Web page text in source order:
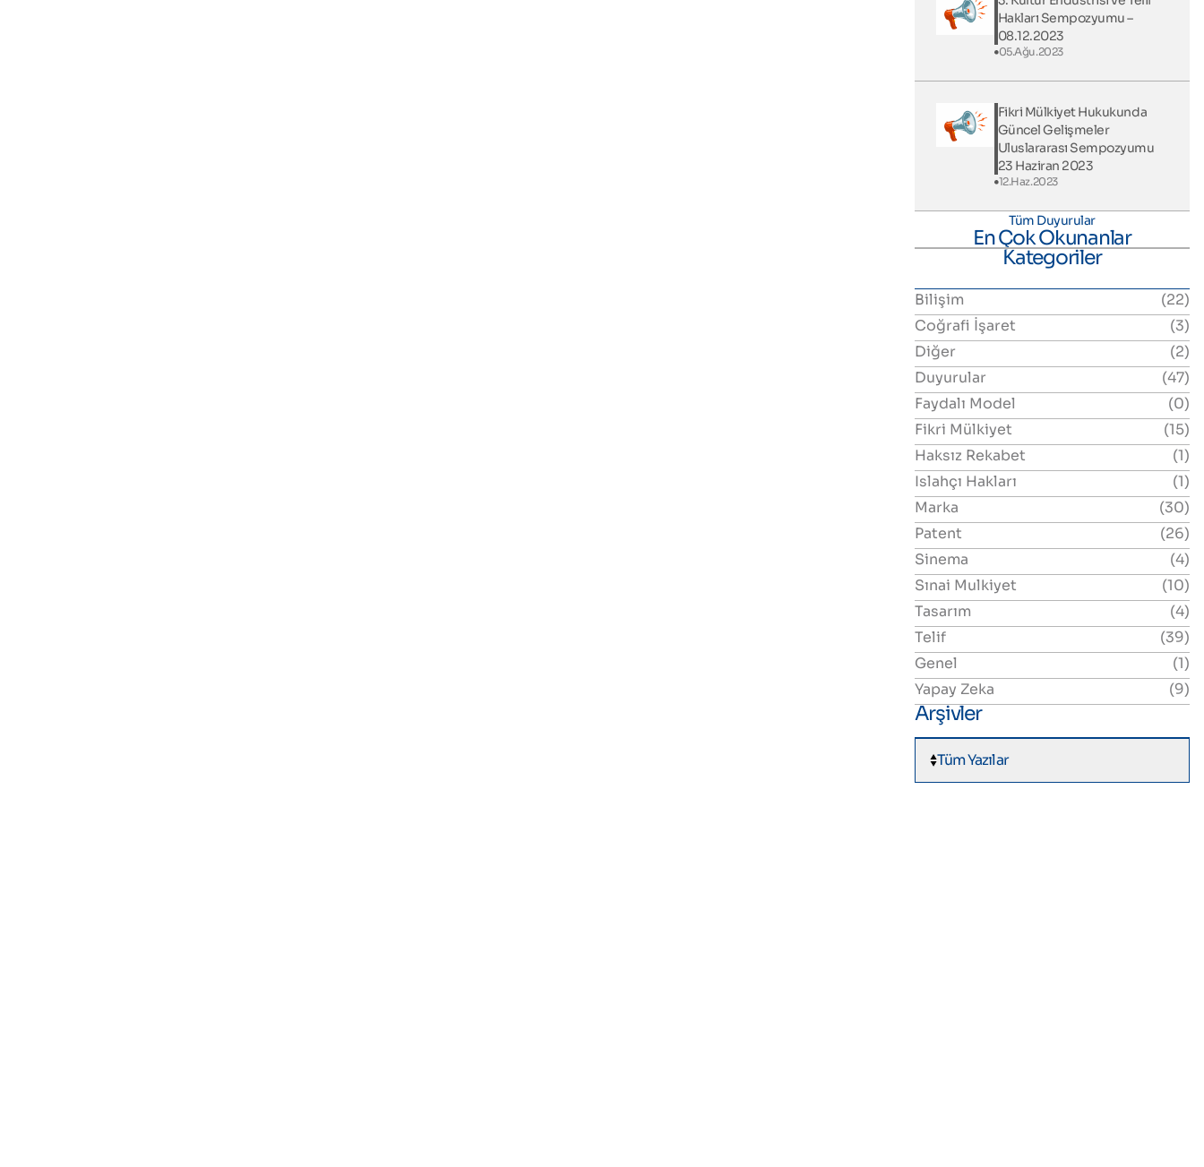
Hakları Sempozyumu –
08.12.2023
05.Ağu.2023
Fikri Mülkiyet Hukukunda
Güncel Gelişmeler
Uluslararası Sempozyumu
23 Haziran 2023
12.Haz.2023
Tüm Duyurular
En Çok Okunanlar
Kategoriler
Bilişim
(22)
Coğrafi İşaret
(3)
Diğer
(2)
Duyurular
(47)
Faydalı Model
(0)
Fikri Mülkiyet
(15)
Haksız Rekabet
(1)
Islahçı Hakları
(1)
Marka
(30)
Patent
(26)
Sinema
(4)
Sınai Mulkiyet
(10)
Tasarım
(4)
Telif
(39)
Genel
(1)
Yapay Zeka
(9)
Arşivler
Tüm Yazılar